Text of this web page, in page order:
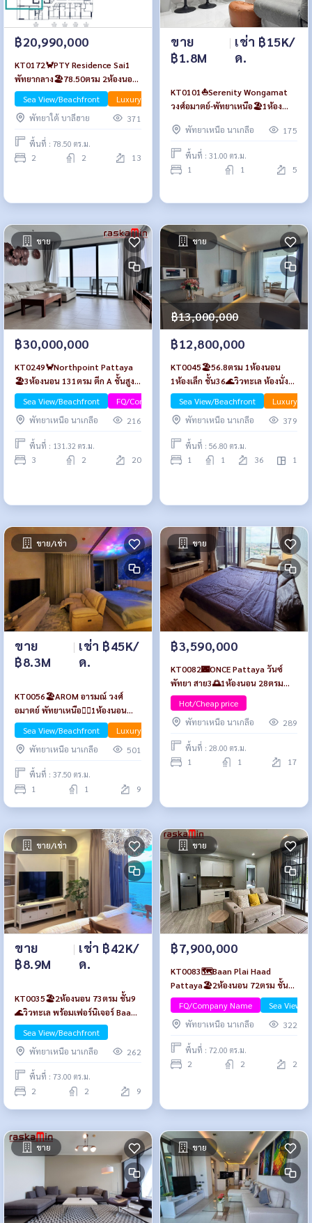
฿20,990,000
KT0172🦀PTY Residence Sai1
พัทยากลาง🏖️78.50ตรม 2ห้องนอน
ชั้น12A 🌊วิวทะเล พร้อม
เฟอร์นิเจอร์
Sea View/Beachfront
Luxury
พัทยาใต้ บาลีฮาย
371
พื้นที่ : 78.50 ตร.ม.
2 2 13
ขาย
฿1.8M
| เช่า ฿15K/
ด.
KT0101⛵Serenity Wongamat
วงศ์อมาตย์-พัทยาเหนือ🏖️1ห้อง
พัทยาเหนือ นาเกลือ
175
พื้นที่ : 31.00 ตร.ม.
1 1 5
ขาย
฿30,000,000
KT0249🦀Northpoint Pattaya
🏖️3ห้องนอน 131ตรม ตึก A ชั้นสูง
🌊วิวทะเล
Sea View/Beachfront FQ/Company Name
Luxury
พัทยาเหนือ นาเกลือ
216
พื้นที่ : 131.32 ตร.ม.
3 2 20
ขาย
฿13,000,000
฿12,800,000
KT0045🏖️56.8ตรม 1ห้องนอน
1ห้องเล็ก ชั้น36🌊วิวทะเล ห้องนั่ง
เล่นกว้าง AROM อารมณ์ วงศ์อมาตย์
🦀พัทยาเหนือ
Sea View/Beachfront
Luxury
พัทยาเหนือ นาเกลือ
379
พื้นที่ : 56.80 ตร.ม.
1 1 36 1
ขาย/เช่า
ขาย
฿8.3M
| เช่า ฿45K/
ด.
KT0056🏖️AROM อารมณ์ วงศ์
อมาตย์ พัทยาเหนือ🏄‍♂️1ห้องนอน
37.5ตรม ชั้น9🌊วิวทะเล
Sea View/Beachfront
Luxury
พัทยาเหนือ นาเกลือ
501
พื้นที่ : 37.50 ตร.ม.
1 1 9
ขาย
฿3,590,000
KT0082🌃ONCE Pattaya วันซ์
พัทยา สาย3🌅1ห้องนอน 28ตรม
ชั้น17 พร้อมเฟอร์นิเจอร์
Hot/Cheap price
พัทยาเหนือ นาเกลือ
289
พื้นที่ : 28.00 ตร.ม.
1 1 17
ขาย/เช่า
ขาย
฿8.9M
| เช่า ฿42K/
ด.
KT0035🏖️2ห้องนอน 73ตรม ชั้น9
🌊วิวทะเล พร้อมเฟอร์นิเจอร์ Baan
Plai Haad Pattaya | บ้านปลาย
หาด พัทยาเหนือ
Sea View/Beachfront
พัทยาเหนือ นาเกลือ
262
พื้นที่ : 73.00 ตร.ม.
2 2 9
ขาย
฿7,900,000
KT0083🗺️Baan Plai Haad
Pattaya🏖️2ห้องนอน 72ตรม ชั้น2
พร้อมเฟอร์นิเจอร์
FQ/Company Name
Sea View/
พัทยาเหนือ นาเกลือ
322
พื้นที่ : 72.00 ตร.ม.
2 2 2
ขาย ขาย